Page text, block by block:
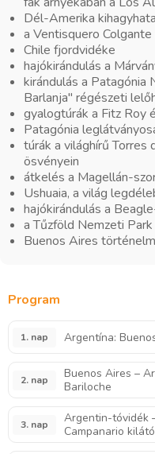
Dél-Amerika
a Ventisquero
Chile fjordvidéke
hajókirándulás a
kirándulás a Patagónia
Barlanja" régészeti
gyalogtúrák a Fitz Roy
Patagónia
túrák a világhírű Torres
ösvényein
átkelés a Magellán-
Ushuaia, a világ
hajókirándulás a
a Tűzföld Nemzeti
Buenos Aires
Program
1. nap Argentína:
2. nap
Buenos Aires –
Bariloche
3. nap
Argentin-tóvidék
Campanario